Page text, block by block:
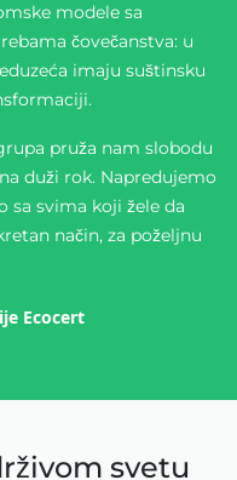
svetu
modele sa
čovečanstva: u
imaju suštinsku
pruža nam slobodu
duži rok. Napredujemo
sa svima koji žele da
način, za poželjnu
Ecocert